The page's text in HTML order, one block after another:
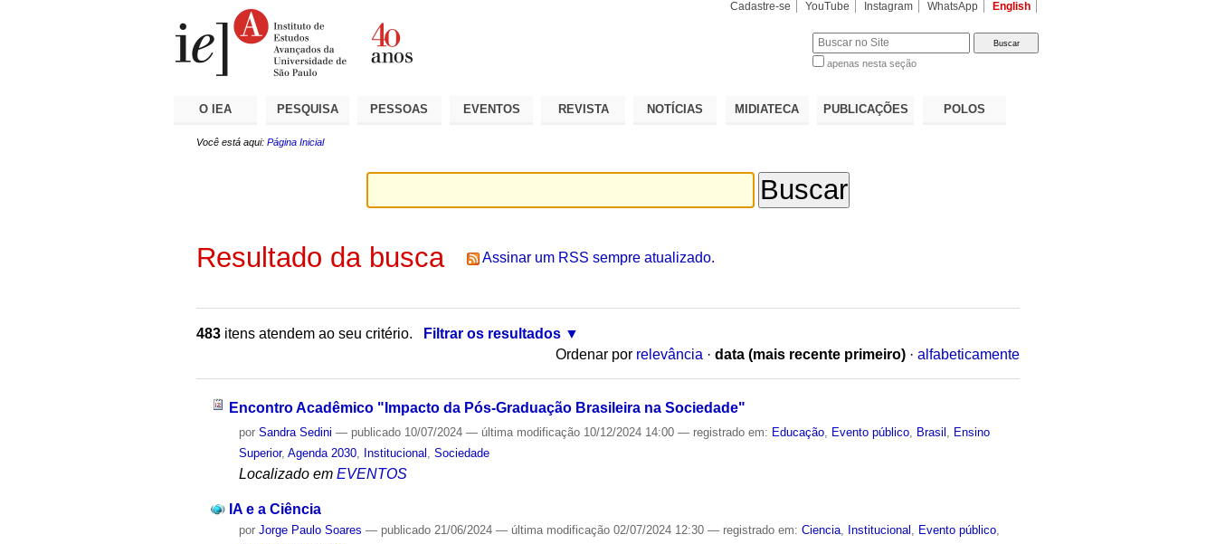
Cadastre-se YouTube Instagram WhatsApp English
apenas nesta seção
O IEA PESQUISA PESSOAS EVENTOS REVISTA NOTÍCIAS MIDIATECA PUBLICAÇÕES POLOS
Você está aqui: Página Inicial
Resultado da busca Assinar um RSS sempre atualizado.
483 itens atendem ao seu critério.
Filtrar os resultados
Ordenar por relevância · data (mais recente primeiro) · alfabeticamente
Encontro Acadêmico "Impacto da Pós-Graduação Brasileira na Sociedade"
porSandra Sedini — publicado 10/07/2024— última modificação 10/12/2024 14:00— registrado em: Educação Evento público Brasil
Ensino
Superior,Agenda 2030 Institucional ,Sociedade
Localizado em EVENTOS
IA e a Ciência
porJorge Paulo Soares — publicado 21/06/2024— última modificação 02/07/2024 12:30— registrado em:Ciencia Institucional Evento público